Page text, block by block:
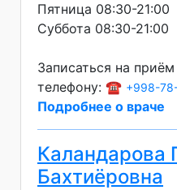
Пятница 08:30-21:00
Суббота 08:30-21:00
Записаться на
телефону: ☎️ +998-
Подробнее о враче
Каландарова
Бахтиёровна